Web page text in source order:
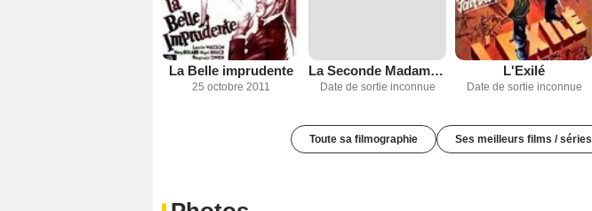
La Belle imprudente
25 octobre 2011
La Seconde Madame Carrolls
Date de sortie inconnue
L'Exilé
Date de sortie inconnue
Toute sa filmographie Ses meilleurs films / séries